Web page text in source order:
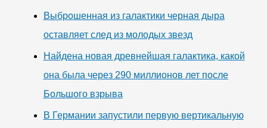
Выброшенная из галактики черная дыра
оставляет след из молодых звезд
Найдена новая древнейшая галактика, какой
она была через 290 миллионов лет после
Большого взрыва
В Германии запустили первую вертикальную